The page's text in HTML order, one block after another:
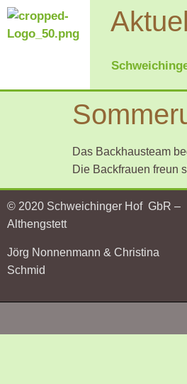
Das Backhausteam
Die Backfrauen freun
© 2020 Schweichinger Hof GbR –
Althengstett
Jörg Nonnenmann & Christina
Schmid